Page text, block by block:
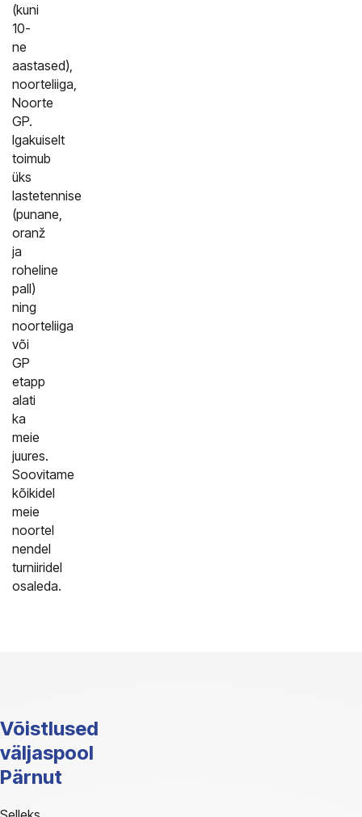
(kuni
10-
ne
aastased),
noorteliiga,
Noorte
GP.
Igakuiselt
toimub
üks
lastetennise
(punane,
oranž
ja
roheline
pall)
ning
noorteliiga
või
GP
etapp
alati
ka
meie
juures.
Soovitame
kõikidel
meie
noortel
nendel
turniiridel
osaleda.
Võistlused
väljaspool
Pärnut